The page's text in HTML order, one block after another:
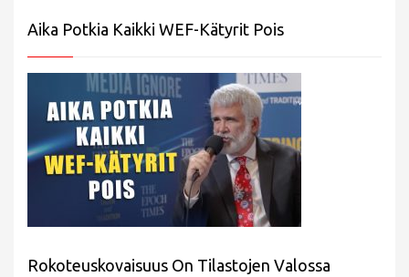
Aika Potkia Kaikki WEF-Kätyrit Pois
Rokoteuskovaisuus On Tilastojen Valossa